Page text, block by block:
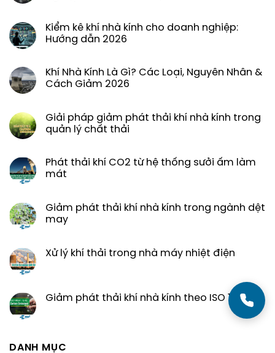
Kiểm kê khí nhà kính cho doanh nghiệp:
Hướng dẫn 2026
Khí Nhà Kính Là Gì? Các Loại, Nguyên Nhân &
Cách Giảm 2026
Giải pháp giảm phát thải khí nhà kính trong
quản lý chất thải
Phát thải khí CO2 từ hệ thống sưởi ấm làm
mát
Giảm phát thải khí nhà kính trong ngành dệt
may
Xử lý khí thải trong nhà máy nhiệt điện
Giảm phát thải khí nhà kính theo ISO 14064
DANH MỤC